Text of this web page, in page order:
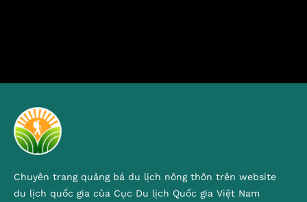
Chuyên trang quảng bá du lịch nông thôn trên website
du lịch quốc gia của Cục Du lịch Quốc gia Việt Nam